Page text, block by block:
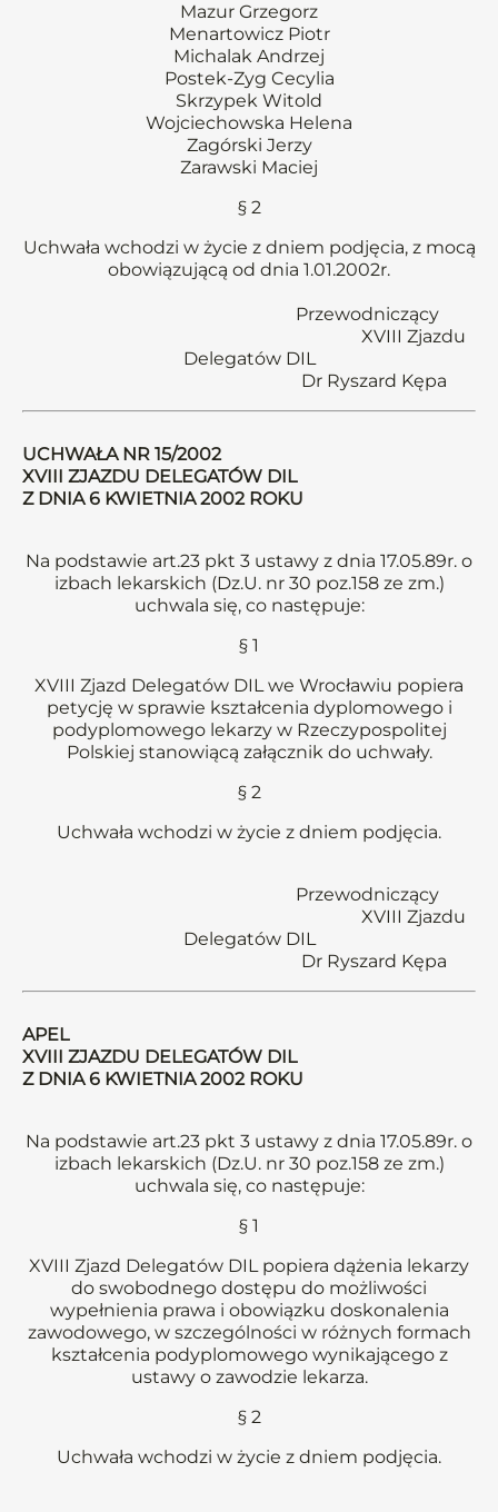
Mazur Grzegorz
Menartowicz Piotr
Michalak Andrzej
Postek-Zyg Cecylia
Skrzypek Witold
Wojciechowska Helena
Zagórski Jerzy
Zarawski Maciej
§ 2
Uchwała wchodzi w życie z dniem podjęcia, z mocą
obowiązującą od dnia 1.01.2002r.
Przewodniczący
XVIII Zjazdu
Delegatów DIL
Dr Ryszard Kępa
UCHWAŁA NR 15/2002
XVIII ZJAZDU DELEGATÓW DIL
Z DNIA 6 KWIETNIA 2002 ROKU
Na podstawie art.23 pkt 3 ustawy z dnia 17.05.89r. o
izbach lekarskich (Dz.U. nr 30 poz.158 ze zm.)
uchwala się, co następuje:
§ 1
XVIII Zjazd Delegatów DIL we Wrocławiu popiera
petycję w sprawie kształcenia dyplomowego i
podyplomowego lekarzy w Rzeczypospolitej
Polskiej stanowiącą załącznik do uchwały.
§ 2
Uchwała wchodzi w życie z dniem podjęcia.
Przewodniczący
XVIII Zjazdu
Delegatów DIL
Dr Ryszard Kępa
APEL
XVIII ZJAZDU DELEGATÓW DIL
Z DNIA 6 KWIETNIA 2002 ROKU
Na podstawie art.23 pkt 3 ustawy z dnia 17.05.89r. o
izbach lekarskich (Dz.U. nr 30 poz.158 ze zm.)
uchwala się, co następuje:
§ 1
XVIII Zjazd Delegatów DIL popiera dążenia lekarzy
do swobodnego dostępu do możliwości
wypełnienia prawa i obowiązku doskonalenia
zawodowego, w szczególności w różnych formach
kształcenia podyplomowego wynikającego z
ustawy o zawodzie lekarza.
§ 2
Uchwała wchodzi w życie z dniem podjęcia.